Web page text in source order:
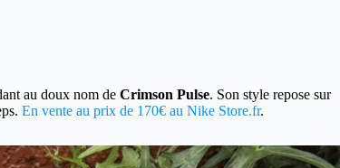
au doux nom de Crimson Pulse. Son style repose sur
En vente au prix de 170€ au Nike Store.fr.